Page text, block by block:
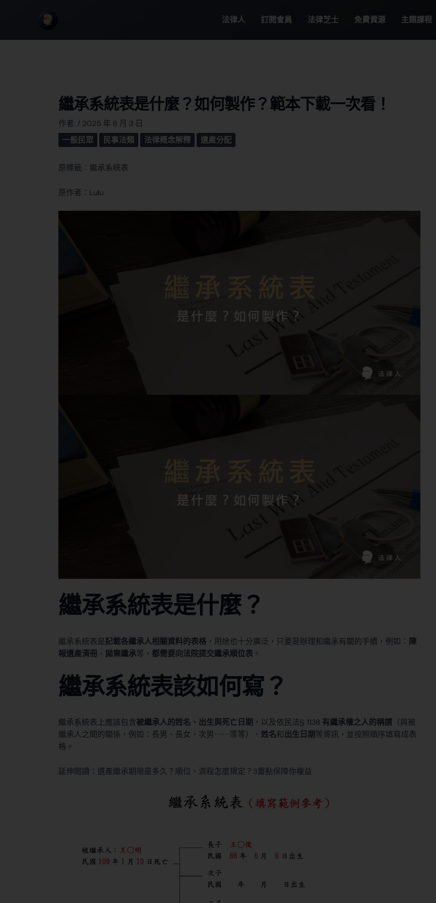
法律人 訂閱會員 法律芝士 免費資源 主題課程
繼承系統表是什麼？如何製作？範本下載一次看！
作者: / 2025 年 8 月 3 日
一般民眾
民事法類 法律概念解釋 遺產分配
原標籤：繼承系統表
原作者：Lulu
繼承系統表是什麼？
繼承系統表是記載各繼承人相關資料的表格 ，用途也十分廣泛，只要是辦理和繼承有關的手續，例如： 陳
報遺產清冊 、 拋棄繼承等， 都需要向法院提交繼承順位表 。
繼承系統表該如何寫？
繼承系統表上應該包含被繼承人的姓名、出生與死亡日期 ，以及依民法§ 1138 有繼承權之人的稱謂 （與被
繼承人之間的關係，例如：長男、長女、次男⋯⋯等等）、 姓名和出生日期等資訊，並按照順序填寫成表
格。
延伸閱讀： 遺產繼承期限是多久？順位、流程怎麼規定？3重點保障你權益